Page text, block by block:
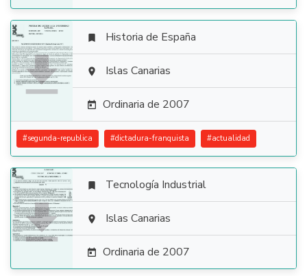

 Historia de España
 Islas Canarias
 Ordinaria de 2007
#segunda-republica #dictadura-franquista #actualidad

 Tecnología Industrial
 Islas Canarias
 Ordinaria de 2007